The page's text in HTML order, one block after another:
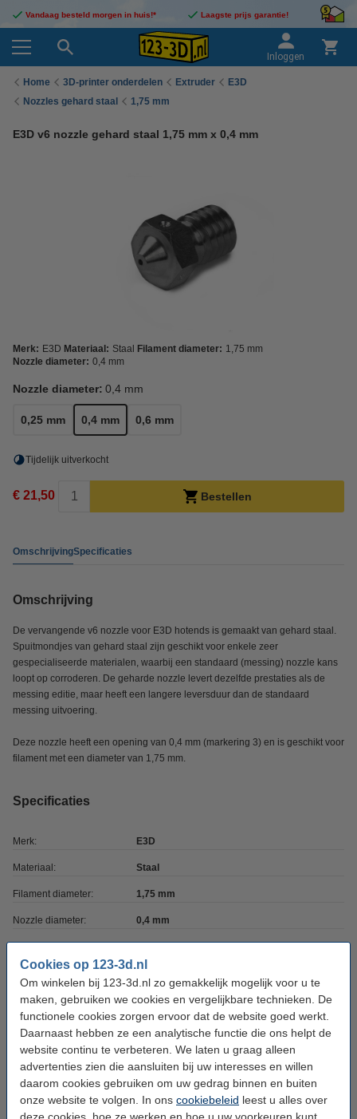
Cookies op 123-3d.nl
Om winkelen bij 123-3d.nl zo gemakkelijk mogelijk voor u te
maken, gebruiken we cookies en vergelijkbare technieken. De
functionele cookies zorgen ervoor dat de website goed werkt.
Daarnaast hebben ze een analytische functie die ons helpt de
website continu te verbeteren. We laten u graag alleen
advertenties zien die aansluiten bij uw interesses en willen
daarom cookies gebruiken om uw gedrag binnen en buiten
onze website te volgen. In ons cookiebeleid leest u alles over
deze cookies, hoe ze werken en hoe u uw voorkeuren kunt
Vandaag besteld morgen in huis!* Laagste prijs garantie!
Inloggen
Home 3D-printer onderdelen Extruder
E3D
Nozzles gehard staal
1,75 mm
E3D v6 nozzle gehard staal 1,75 mm x 0,4 mm
Merk: E3D Materiaal: Staal Filament diameter: 1,75 mm
Nozzle diameter: 0,4 mm
Nozzle diameter: 0,4 mm
0,25 mm 0,4 mm 0,6 mm
Tijdelijk uitverkocht
€ 21,50 Bestellen
OmschrijvingSpecificaties
Omschrijving
De vervangende v6 nozzle voor E3D hotends is gemaakt van gehard staal.
Spuitmondjes van gehard staal zijn geschikt voor enkele zeer
gespecialiseerde materialen, waarbij een standaard (messing) nozzle kans
loopt op corroderen. De geharde nozzle levert dezelfde prestaties als de
messing editie, maar heeft een langere leversduur dan de standaard
messing uitvoering.
Deze nozzle heeft een opening van 0,4 mm (markering 3) en is geschikt voor
filament met een diameter van 1,75 mm.
Specificaties
Merk: E3D
Materiaal: Staal
Filament diameter: 1,75 mm
Nozzle diameter: 0,4 mm
Ons Artikelnr: DED00104
LET OP:
Van dit artikel is de levertijd momenteel onbekend.